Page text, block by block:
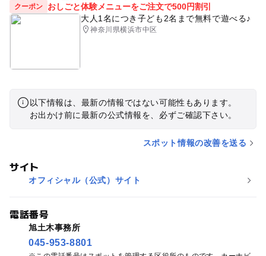
クーポン
おしごと体験メニューをご注文で500円割引
大人1名につき子ども2名まで無料で遊べる♪
神奈川県横浜市中区
以下情報は、最新の情報ではない可能性もあります。
お出かけ前に最新の公式情報を、必ずご確認下さい。
スポット情報の改善を送る
サイト
オフィシャル（公式）サイト
電話番号
旭土木事務所
045-953-8801